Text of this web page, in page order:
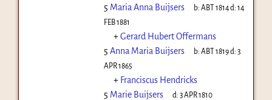
5 Maria Anna Buijsers b:ABT 1814d:14
FEB 1881
+Gerard Hubert Offermans
5 Anna Maria Buijsers b:ABT 1819d:3
APR 1865
+ Franciscus Hendricks
5 Marie Buijsers d:3 APR 1810